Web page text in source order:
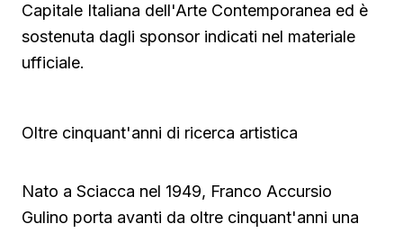
Capitale Italiana dell'Arte Contemporanea ed è
sostenuta dagli sponsor indicati nel materiale
ufficiale.
Oltre cinquant'anni di ricerca artistica
Nato a Sciacca nel 1949, Franco Accursio
Gulino porta avanti da oltre cinquant'anni una